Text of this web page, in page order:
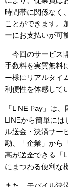
時間帯に関係なく
ことができます。
ーにお支払いが可
今回のサービス
手数料を実質無料
ー様にリアルタイ
利便性を体感して
「LINE Pay」は
LINEから簡単には
ル送金・決済サー
勘、「企業」から
高が送金できる「
にまつわる便利な
また、モバイル決